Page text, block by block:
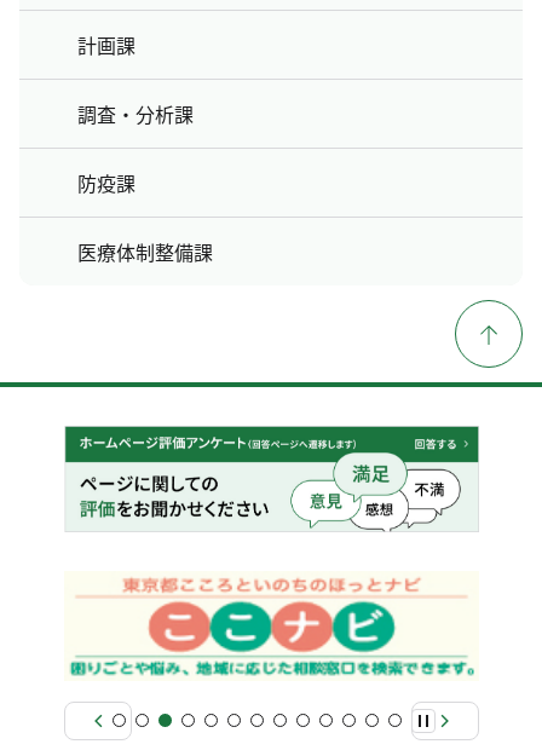
計画課
調査・分析課
防疫課
医療体制整備課